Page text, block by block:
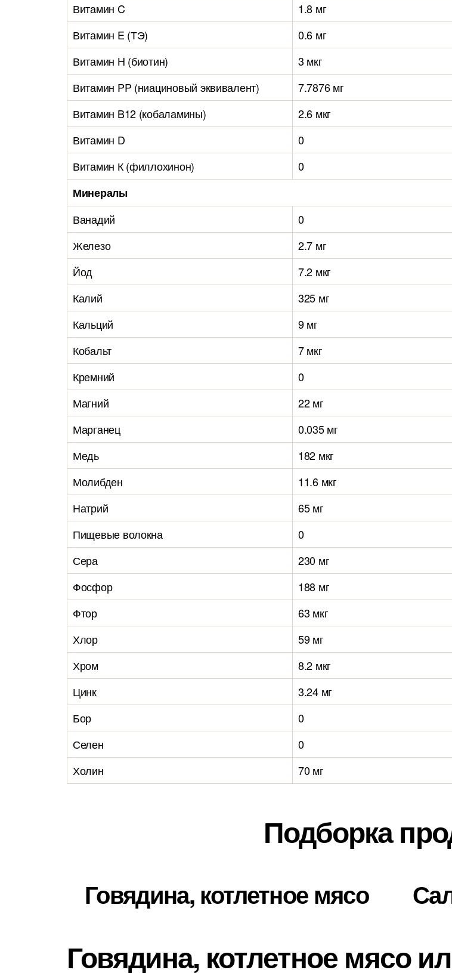
Витамин C
1.8 мг
Витамин E (ТЭ)
0.6 мг
Витамин H (биотин)
3 мкг
Витамин PP (ниациновый эквивалент)
7.7876 мг
Витамин B12 (кобаламины)
2.6 мкг
Витамин D
0
Витамин К (филлохинон)
0
Минералы
Ванадий
0
Железо
2.7 мг
Йод
7.2 мкг
Калий
325 мг
Кальций
9 мг
Кобальт
7 мкг
Кремний
0
Магний
22 мг
Марганец
0.035 мг
Медь
182 мкг
Молибден
11.6 мкг
Натрий
65 мг
Пищевые волокна
0
Сера
230 мг
Фосфор
188 мг
Фтор
63 мкг
Хлор
59 мг
Хром
8.2 мкг
Цинк
3.24 мг
Бор
0
Селен
0
Холин
70 мг
Подборка
Говядина, котлетное мясо
Говядина, котлетное мясо